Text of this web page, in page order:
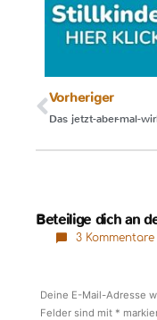
Vorheriger
Beteilige dich an
3 Kommentare
Deine E-Mail-Adresse
Felder sind mit *